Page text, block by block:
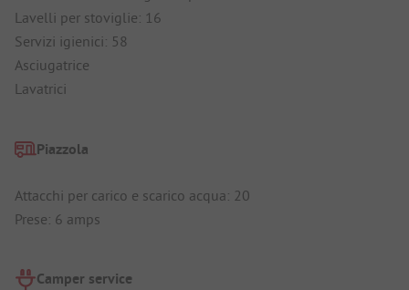
Lavelli per stoviglie: 16
Servizi igienici: 58
Asciugatrice
Lavatrici
Piazzola
Attacchi per carico e scarico acqua: 20
Prese: 6 amps
Camper service